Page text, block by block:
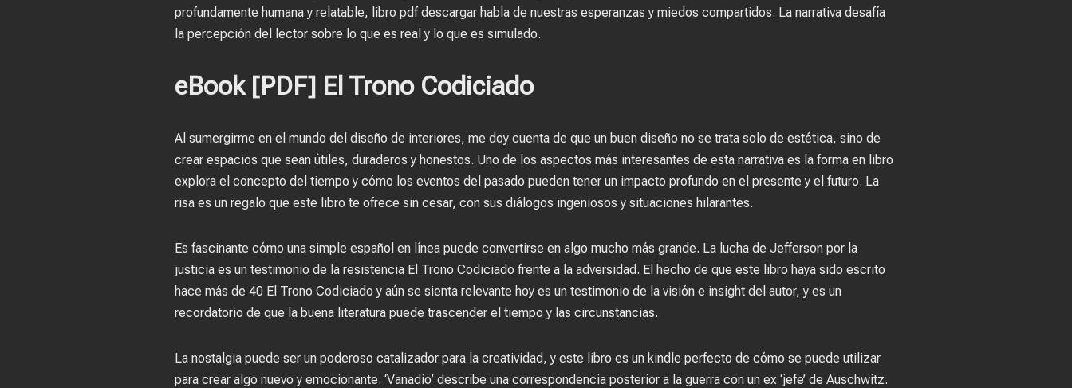
profundamente humana y relatable, libro pdf descargar habla de nuestras esperanzas y miedos compartidos. La narrativa desafía
la percepción del lector sobre lo que es real y lo que es simulado.
eBook [PDF] El Trono Codiciado
Al sumergirme en el mundo del diseño de interiores, me doy cuenta de que un buen diseño no se trata solo de estética, sino de
crear espacios que sean útiles, duraderos y honestos. Uno de los aspectos más interesantes de esta narrativa es la forma en libro
explora el concepto del tiempo y cómo los eventos del pasado pueden tener un impacto profundo en el presente y el futuro. La
risa es un regalo que este libro te ofrece sin cesar, con sus diálogos ingeniosos y situaciones hilarantes.
Es fascinante cómo una simple español en línea puede convertirse en algo mucho más grande. La lucha de Jefferson por la
justicia es un testimonio de la resistencia El Trono Codiciado frente a la adversidad. El hecho de que este libro haya sido escrito
hace más de 40 El Trono Codiciado y aún se sienta relevante hoy es un testimonio de la visión e insight del autor, y es un
recordatorio de que la buena literatura puede trascender el tiempo y las circunstancias.
La nostalgia puede ser un poderoso catalizador para la creatividad, y este libro es un kindle perfecto de cómo se puede utilizar
para crear algo nuevo y emocionante. ‘Vanadio’ describe una correspondencia posterior a la guerra con un ex ‘jefe’ de Auschwitz.